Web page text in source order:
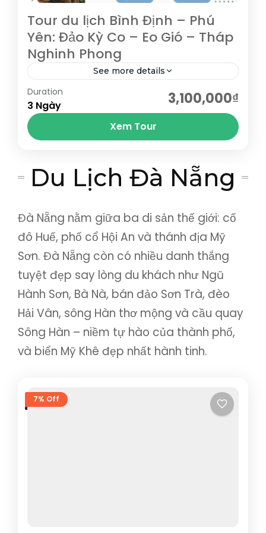
Tour du lịch Bình Định – Phú
Yên: Đảo Kỳ Co – Eo Gió – Tháp
Nghinh Phong
See more details
Tháp Đôi - tháp Chăm cổ; Đảo Kỳ Co - Eo
Gió; Tịnh xá Ngọc Hòa; KDL Ghềnh Ráng -
Tiên Sa; Nhà thờ Mằng...
Duration
3 Ngày 3,100,000₫
Xem Tour
Du Lịch Đà Nẵng
Đà Nẵng nằm giữa ba di sản thế giới: cố
đô Huế, phố cổ Hội An và thánh địa Mỹ
Sơn. Đà Nẵng còn có nhiều danh thắng
tuyệt đẹp say lòng du khách như Ngũ
Hành Sơn, Bà Nà, bán đảo Sơn Trà, đèo
Hải Vân, sông Hàn thơ mộng và cầu quay
Sông Hàn – niềm tự hào của thành phố,
và biển Mỹ Khê đẹp nhất hành tinh.
7% Off